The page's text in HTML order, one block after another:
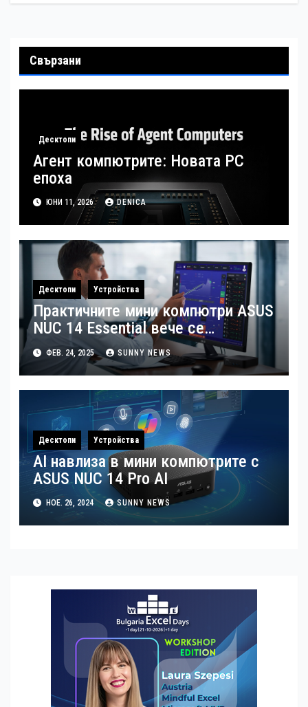
Свързани
Десктопи
Агент компютрите: Новата РС
епоха
ЮНИ 11, 2026 DENICA
Десктопи Устройства
Практичните мини компютри ASUS
NUC 14 Essential вече се
предлагат в България
ФЕВ. 24, 2025 SUNNY NEWS
Десктопи Устройства
AI навлиза в мини компютрите с
ASUS NUC 14 Pro AI
НОЕ. 26, 2024 SUNNY NEWS